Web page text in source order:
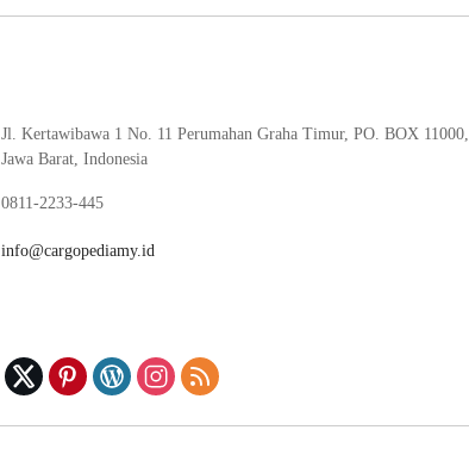
Jl. Kertawibawa 1 No. 11 Perumahan Graha Timur, PO. BOX
Jawa Barat, Indonesia
0811-2233-445
info@cargopediamy.id